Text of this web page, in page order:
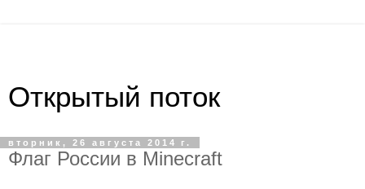
Открытый поток
вторник, 26 августа 2014 г.
Флаг России в Minecraft